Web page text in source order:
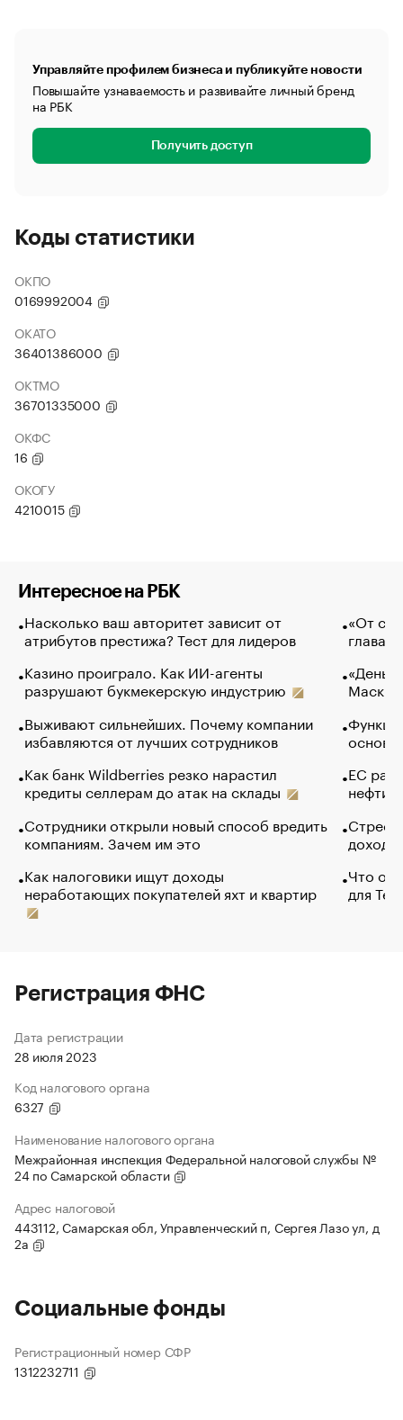
Управляйте профилем бизнеса и публикуйте новости
Повышайте узнаваемость и развивайте личный бренд
на РБК
Получить доступ
Коды статистики
ОКПО
0169992004
ОКАТО
36401386000
ОКТМО
36701335000
ОКФС
16
ОКОГУ
4210015
Интересное на РБК
Насколько ваш авторитет зависит от
атрибутов престижа? Тест для лидеров
Казино проиграло. Как ИИ-агенты
разрушают букмекерскую индустрию
Выживают сильнейших. Почему компании
избавляются от лучших сотрудников
Как банк Wildberries резко нарастил
кредиты селлерам до атак на склады
Сотрудники открыли новый способ вредить
компаниям. Зачем им это
Как налоговики ищут доходы
неработающих покупателей яхт и квартир
«От
глава
Маск в
основ
ЕС
нефти
Что
для
Регистрация ФНС
Дата регистрации
28 июля 2023
Код налогового органа
6327
Наименование налогового органа
Межрайонная инспекция Федеральной налоговой службы №
24 по Самарской области
Адрес налоговой
443112, Самарская обл, Управленческий п, Сергея Лазо ул, д
2а
Социальные фонды
Регистрационный номер СФР
1312232711